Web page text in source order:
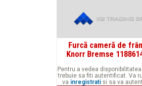
Furcă cameră de
Knorr Bremse
Pentru a vedea disponibilitatea
trebuie sa fiti autentificat. Va
va inregistrati si sa va